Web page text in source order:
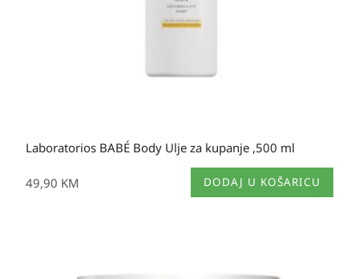
Laboratorios BABÉ Body Ulje za kupanje ,500 ml
49,90 KM DODAJ U KOŠARICU